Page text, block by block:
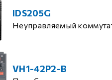
IDS205G
Неуправляемый
VH1-42P2-B